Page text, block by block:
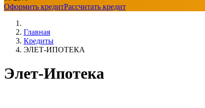
Оформить кредитРассчитать кредит
Главная
Кредиты
ЭЛЕТ-ИПОТЕКА
Элет-Ипотека